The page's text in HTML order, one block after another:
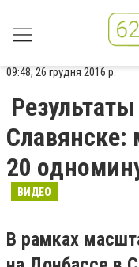
09:48, 26 грудня 2016 р.
Славянске:
20
ВИДЕО
В рамках